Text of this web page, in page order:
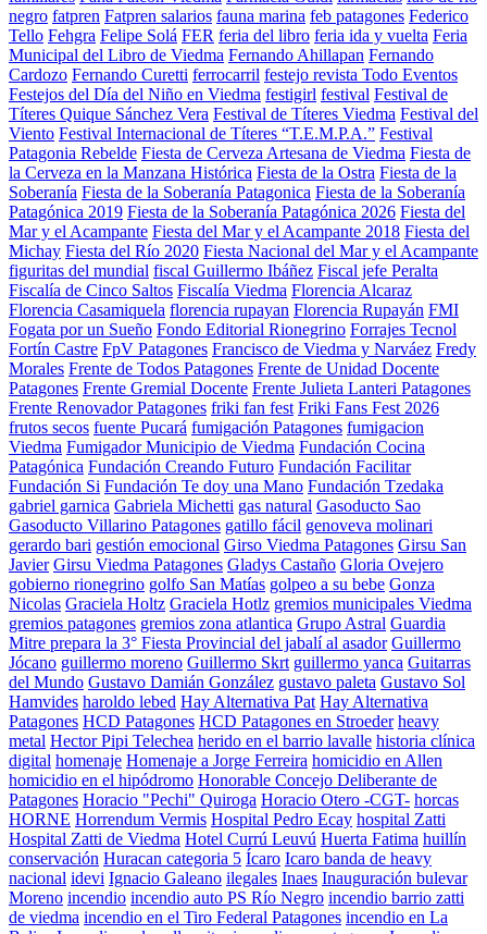
negro fatpren Fatpren salarios fauna marina feb patagones Federico
Tello Fehgra Felipe Solá FER feria del libro feria ida y vuelta Feria
Municipal del Libro de Viedma Fernando Ahillapan Fernando
Cardozo Fernando Curetti ferrocarril festejo revista Todo Eventos
Festejos del Día del Niño en Viedma festigirl festival Festival de
Títeres Quique Sánchez Vera Festival de Títeres Viedma Festival del
Viento Festival Internacional de Títeres “T.E.M.P.A.” Festival
Patagonia Rebelde Fiesta de Cerveza Artesana de Viedma Fiesta de
la Cerveza en la Manzana Histórica Fiesta de la Ostra Fiesta de la
Soberanía Fiesta de la Soberanía Patagonica Fiesta de la Soberanía
Patagónica 2019 Fiesta de la Soberanía Patagónica 2026 Fiesta del
Mar y el Acampante Fiesta del Mar y el Acampante 2018 Fiesta del
Michay Fiesta del Río 2020 Fiesta Nacional del Mar y el Acampante
figuritas del mundial fiscal Guillermo Ibáñez Fiscal jefe Peralta
Fiscalía de Cinco Saltos Fiscalía Viedma Florencia Alcaraz
Florencia Casamiquela florencia rupayan Florencia Rupayán FMI
Fogata por un Sueño Fondo Editorial Rionegrino Forrajes Tecnol
Fortín Castre FpV Patagones Francisco de Viedma y Narváez Fredy
Morales Frente de Todos Patagones Frente de Unidad Docente
Patagones Frente Gremial Docente Frente Julieta Lanteri Patagones
Frente Renovador Patagones friki fan fest Friki Fans Fest 2026
frutos secos fuente Pucará fumigación Patagones fumigacion
Viedma Fumigador Municipio de Viedma Fundación Cocina
Patagónica Fundación Creando Futuro Fundación Facilitar
Fundación Si Fundación Te doy una Mano Fundación Tzedaka
gabriel garnica Gabriela Michetti gas natural Gasoducto Sao
Gasoducto Villarino Patagones gatillo fácil genoveva molinari
gerardo bari gestión emocional Girso Viedma Patagones Girsu San
Javier Girsu Viedma Patagones Gladys Castaño Gloria Ovejero
gobierno rionegrino golfo San Matías golpeo a su bebe Gonza
Nicolas Graciela Holtz Graciela Hotlz gremios municipales Viedma
gremios patagones gremios zona atlantica Grupo Astral Guardia
Mitre prepara la 3° Fiesta Provincial del jabalí al asador Guillermo
Jócano guillermo moreno Guillermo Skrt guillermo yanca Guitarras
del Mundo Gustavo Damián González gustavo paleta Gustavo Sol
Hamvides haroldo lebed Hay Alternativa Pat Hay Alternativa
Patagones HCD Patagones HCD Patagones en Stroeder heavy
metal Hector Pipi Telechea herido en el barrio lavalle historia clínica
digital homenaje Homenaje a Jorge Ferreira homicidio en Allen
homicidio en el hipódromo Honorable Concejo Deliberante de
Patagones Horacio "Pechi" Quiroga Horacio Otero -CGT- horcas
HORNE Horrendum Vermis Hospital Pedro Ecay hospital Zatti
Hospital Zatti de Viedma Hotel Currú Leuvú Huerta Fatima huillín
conservación Huracan categoria 5 Ícaro Icaro banda de heavy
nacional idevi Ignacio Galeano ilegales Inaes Inauguración bulevar
Moreno incendio incendio auto PS Río Negro incendio barrio zatti
de viedma incendio en el Tiro Federal Patagones incendio en La